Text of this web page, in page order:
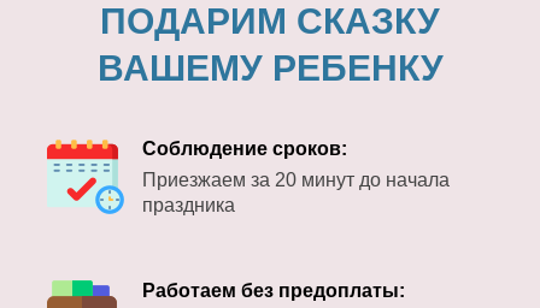
ПОДАРИМ СКАЗКУ
ВАШЕМУ РЕБЕНКУ
Соблюдение сроков:
Приезжаем за 20 минут до начала
праздника
Работаем без предоплаты: